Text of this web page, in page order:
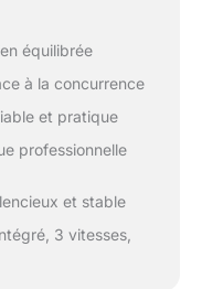
équilibrée
à la concurrence
et pratique
professionnelle
et stable
3 vitesses,